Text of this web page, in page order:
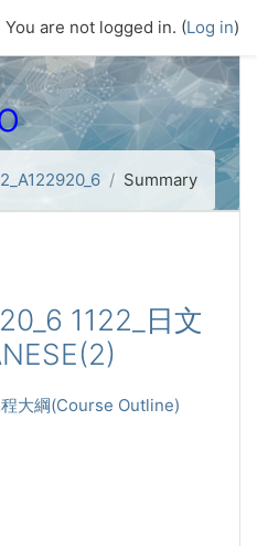
You are not logged in. (Log in)
Summary
1122_日文
大綱(Course Outline)